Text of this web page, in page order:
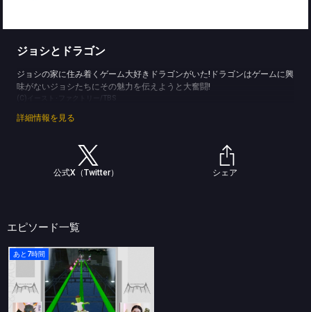
ジョシとドラゴン
ジョシの家に住み着くゲーム大好きドラゴンがいた!ドラゴンはゲームに興
味がないジョシたちにその魅力を伝えようと大奮闘!
(C)イースト･ファクトリー/TBS
詳細情報を見る
公式X（Twitter） シェア
エピソード一覧
あと7時間
ジョシとドラゴン
Episode_284 KASSOとりなぴっぴ